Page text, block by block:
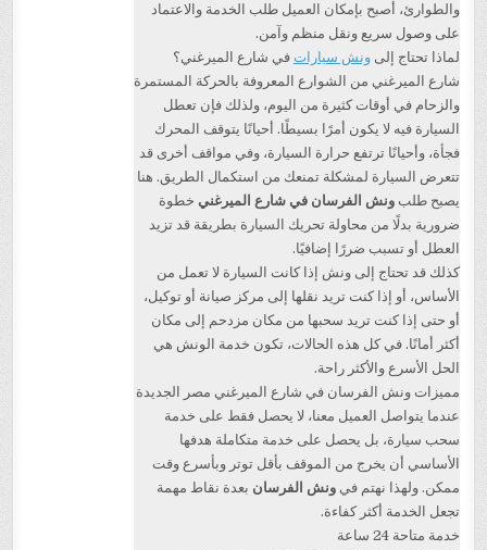
والطوارئ، أصبح بإمكان العميل طلب الخدمة والاعتماد
على وصول سريع ونقل منظم وآمن.
لماذا تحتاج إلىونش سيارات في شارع الميرغني؟
شارع الميرغني من الشوارع المعروفة بالحركة المستمرة
والزحام في أوقات كثيرة من اليوم، ولذلك فإن تعطل
السيارة فيه لا يكون أمرًا بسيطًا. أحيانًا يتوقف المحرك
فجأة، وأحيانًا ترتفع حرارة السيارة، وفي مواقف أخرى قد
تتعرض السيارة لمشكلة تمنعك من استكمال الطريق. هنا
يصبح طلبونش الفرسان في شارع الميرغني خطوة
ضرورية بدلًا من محاولة تحريك السيارة بطريقة قد تزيد
العطل أو تسبب ضررًا إضافيًا.
كذلك قد تحتاج إلى ونش إذا كانت السيارة لا تعمل من
الأساس، أو إذا كنت تريد نقلها إلى مركز صيانة أو توكيل،
أو حتى إذا كنت تريد سحبها من مكان مزدحم إلى مكان
أكثر أمانًا. في كل هذه الحالات، تكون خدمة الونش هي
الحل الأسرع والأكثر راحة.
مميزات ونش الفرسان في شارع الميرغني مصر الجديدة
عندما يتواصل العميل معنا، لا يحصل فقط على خدمة
سحب سيارة، بل يحصل على خدمة متكاملة هدفها
الأساسي أن يخرج من الموقف بأقل توتر وبأسرع وقت
ممكن. ولهذا نهتم فيونش الفرسان بعدة نقاط مهمة
تجعل الخدمة أكثر كفاءة.
خدمة متاحة 24 ساعة